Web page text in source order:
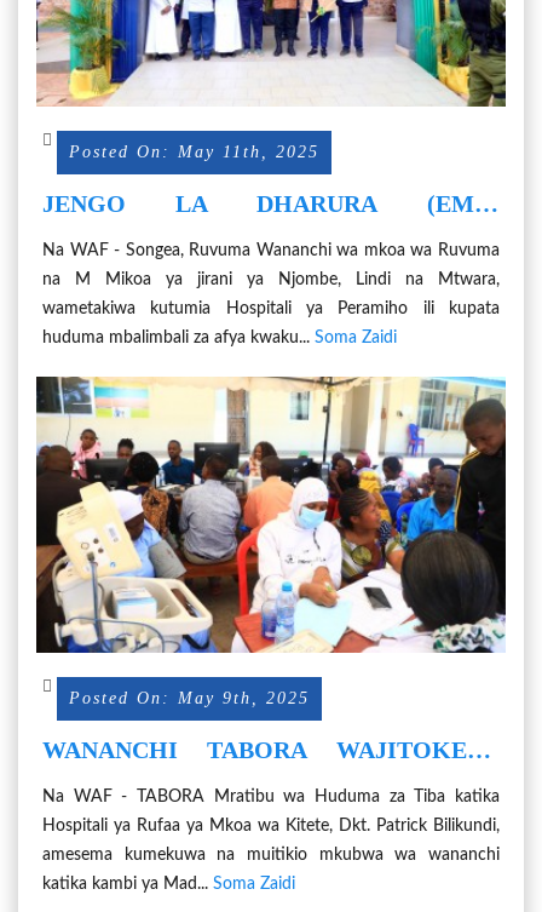
Posted On: May 11th, 2025
JENGO LA DHARURA (EMD)
PERAMIHO LAZINDULIWA
Na WAF - Songea, Ruvuma Wananchi wa mkoa wa Ruvuma
na M Mikoa ya jirani ya Njombe, Lindi na Mtwara,
wametakiwa kutumia Hospitali ya Peramiho ili kupata
huduma mbalimbali za afya kwaku... Soma Zaidi
Posted On: May 9th, 2025
WANANCHI TABORA WAJITOKEZA
KIBINGWA
Na WAF - TABORA Mratibu wa Huduma za Tiba katika
Hospitali ya Rufaa ya Mkoa wa Kitete, Dkt. Patrick Bilikundi,
amesema kumekuwa na muitikio mkubwa wa wananchi
katika kambi ya Mad... Soma Zaidi